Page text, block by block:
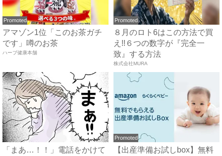
Promoted
アマゾン1位「このお茶ガチ
です」噂のお茶
ハーブ健康本舗
Promoted
８月のロト6はこの方法で買
え!!６つの数字が『完全一
致』する方法
株式会社MURA
「まあ…！！」電話をかけて
Promoted
【出産準備お試しbox】無料